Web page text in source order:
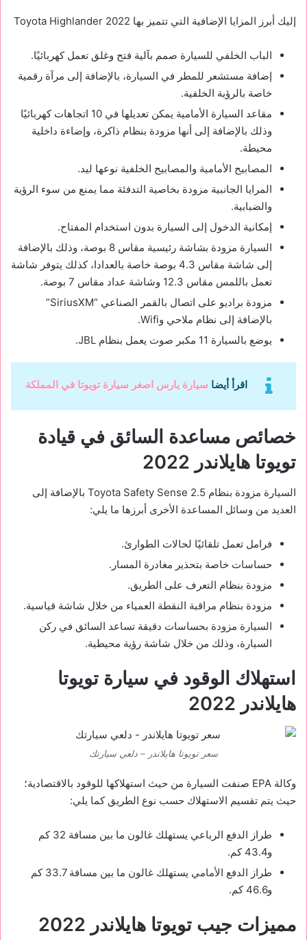
إليك أبرز المزايا الإضافية التي تتميز بها Toyota Highlander 2022
الباب الخلفي للسيارة صمم بآلية فتح وغلق تعمل كهربائيًا.
إضافة مستشعر للمطر في السيارة، بالإضافة إلى مرآة رقمية
خاصة بالرؤية الخلفية.
مقاعد السيارة الأمامية يمكن تعديلها في 10 اتجاهات كهربائيًا
وذلك بالإضافة إلى أنها مزودة بنظام ذاكرة، وإضاءة داخلية
محيطة.
المصابيح الأمامية والمصابيح الخلفية نوعها ليد.
المرايا الجانبية مزودة بخاصية التدفئة مما يمنع من سوء الرؤية
والضبابية.
إمكانية الدخول إلى السيارة بدون استخدام المفتاح.
السيارة مزودة بشاشة رئيسية مقاس 8 بوصة، وذلك بالإضافة
إلى شاشة مقاس 4.3 بوصة خاصة بالعدادا، كذلك يتوفر شاشة
تعمل باللمس مقاس 12.3 وشاشة عداد مقاس 7 بوصة.
مزودة براديو على اتصال بالقمر الصناعي “SiriusXM”
بالإضافة إلى نظام ملاحي وWifi.
يوضع بالسيارة 11 مكبر صوت يعمل بنظام JBL.
اقرأ أيضا سيارة يارس اصغر سيارة تويوتا في المملكة
خصائص مساعدة السائق في قيادة
تويوتا هايلاندر 2022
السيارة مزودة بنظام Toyota Safety Sense 2.5 بالإضافة إلى
العديد من وسائل المساعدة الأخرى أبرزها ما يلي:
فرامل تعمل تلقائيًا لحالات الطوارئ.
حساسات خاصة بتحذير مغادرة المسار.
مزودة بنظام التعرف على الطريق.
مزودة بنظام مراقبة النقطة العمياء من خلال شاشة قياسية.
السيارة مزودة بحساسات دقيقة تساعد السائق في ركن
السيارة، وذلك من خلال شاشة رؤية محيطية.
استهلاك الوقود في سيارة تويوتا
هايلاندر 2022
سعر تويوتا هايلاندر – دلعي سيارتك
وكالة EPA صنفت السيارة من حيث استهلاكها للوقود بالاقتصادية؛
حيث يتم تقسيم الاستهلاك حسب نوع الطريق كما يلي:
طراز الدفع الرباعي يستهلك غالون ما بين مسافة 32 كم
و43.4 كم.
طراز الدفع الأمامي يستهلك غالون ما بين مسافة 33.7 كم
و46.6 كم.
مميزات جيب تويوتا هايلاندر 2022